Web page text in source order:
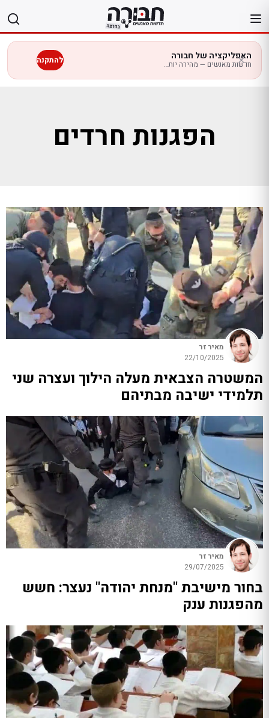
לתוכן
האפליקציה של חבורה
חדשות מאנשים — מהירה יותר בנייד להתקנה
הפגנות חרדים
מאיר זר
22/10/2025
המשטרה הצבאית מעלה הילוך ועצרה שני
תלמידי ישיבה מבתיהם
מאיר זר
29/07/2025
בחור מישיבת "מנחת יהודה" נעצר: חשש
מהפגנות ענק